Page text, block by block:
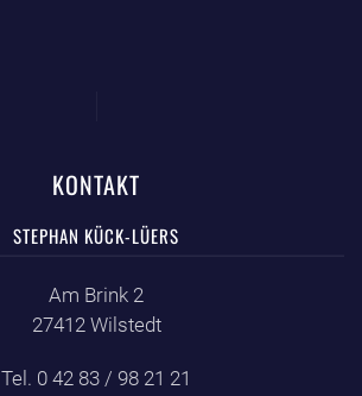
KONTAKT
STEPHAN KÜCK-LÜERS
Am Brink 2
27412 Wilstedt
Tel. 0 42 83 / 98 21 21